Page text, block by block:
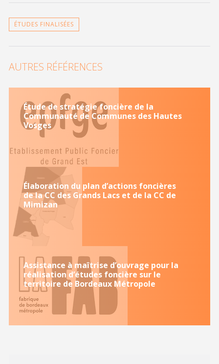
ÉTUDES FINALISÉES
AUTRES RÉFÉRENCES
Étude de stratégie foncière de la
Communauté de Communes des Hautes
Vosges
Élaboration du plan d’actions foncières
de la CC des Grands Lacs et de la CC de
Mimizan
Assistance à maîtrise d’ouvrage pour la
réalisation d’études foncière sur le
territoire de Bordeaux Métropole